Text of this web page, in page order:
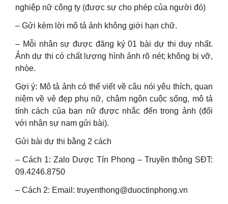
nghiệp nữ công ty (được sự cho phép của người đó)
– Gửi kèm lời mô tả ảnh không giới hạn chữ.
– Mỗi nhân sự được đăng ký 01 bài dự thi duy nhất.
Ảnh dự thi có chất lượng hình ảnh rõ nét; không bị vỡ,
nhòe.
Gợi ý: Mô tả ảnh có thể viết về câu nói yêu thích, quan
niệm về vẻ đẹp phụ nữ, châm ngôn cuộc sống, mô tả
tính cách của bạn nữ được nhắc đến trong ảnh (đối
với nhân sự nam gửi bài).
Gửi bài dự thi bằng 2 cách
– Cách 1: Zalo Dược Tín Phong – Truyền thông SĐT:
09.4246.8750
– Cách 2: Email: truyenthong@duoctinphong.vn